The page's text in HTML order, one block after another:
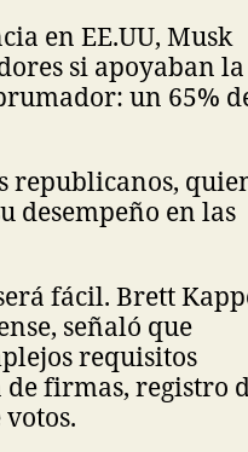
en EE.UU, Musk
si apoyaban la
un 65%
republicanos,
desempeño en las
fácil. Brett
señaló que
requisitos
de firmas, registro